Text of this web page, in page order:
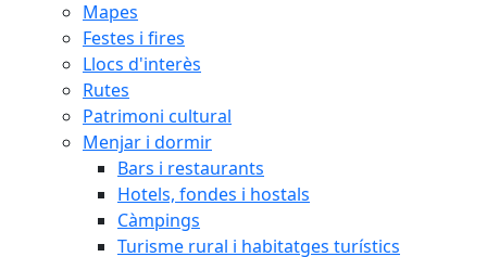
Mapes
Festes i fires
Llocs d'interès
Rutes
Patrimoni cultural
Menjar i dormir
Bars i restaurants
Hotels, fondes i hostals
Càmpings
Turisme rural i habitatges turístics